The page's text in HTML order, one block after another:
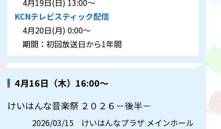
4月19日(日) 13:00～
KCNテレビスティック配信
4月20日(月) 0:00～
期間：初回放送日から1年間
4月16日（木）16:00～
けいはんな音楽祭 ２０２６－後半－
2026/03/15 けいはんなプラザ メインホール